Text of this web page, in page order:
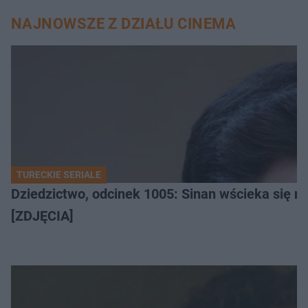
NAJNOWSZE Z DZIAŁU CINEMA
TURECKIE SERIALE
Dziedzictwo, odcinek 1005: Sinan wścieka się
[ZDJĘCIA]